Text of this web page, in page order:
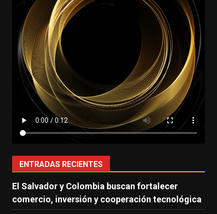
ENTRADAS RECIENTES
El Salvador y Colombia buscan fortalecer
comercio, inversión y cooperación tecnológica